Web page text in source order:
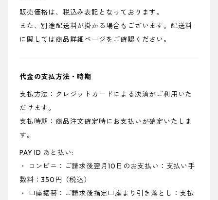
販売価格は、税込み表記となっております。
また、別途配送料が掛かる場合もございます。配送料
に関しては商品詳細ページをご確認ください。
代金の支払方法・時期
支払方法：クレジットカードによる決済がご利用いた
だけます。
支払時期：商品注文確定時にお支払いが確定いたしま
す。
PAY ID あと払い:
・ コンビニ：ご請求後翌月10日のお支払い：支払い手
数料：350円（税込）
・ 口座振替：ご請求後指定口座より引き落とし：支払